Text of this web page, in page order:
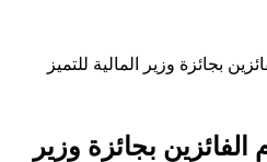
بجائزة وزير المالية للتميز
بجائزة وزير